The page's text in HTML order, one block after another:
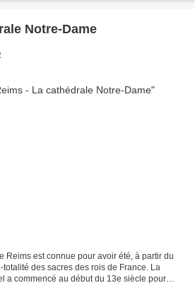
Notre-Dame
Reims est connue pour avoir été, à partir du
des sacres des rois de France. La
a commencé au début du 13e siècle pour